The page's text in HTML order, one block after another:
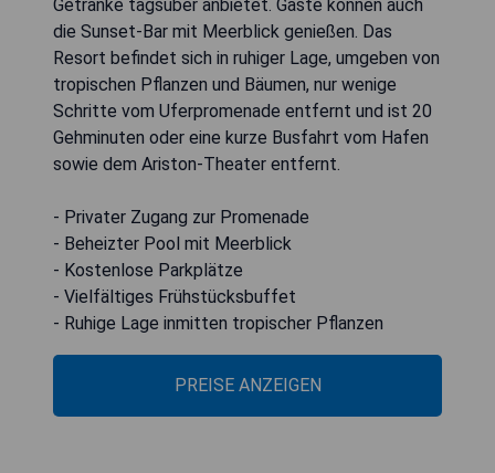
Getränke tagsüber anbietet. Gäste können auch
die Sunset-Bar mit Meerblick genießen. Das
Resort befindet sich in ruhiger Lage, umgeben von
tropischen Pflanzen und Bäumen, nur wenige
Schritte vom Uferpromenade entfernt und ist 20
Gehminuten oder eine kurze Busfahrt vom Hafen
sowie dem Ariston-Theater entfernt.
- Privater Zugang zur Promenade
- Beheizter Pool mit Meerblick
- Kostenlose Parkplätze
- Vielfältiges Frühstücksbuffet
- Ruhige Lage inmitten tropischer Pflanzen
PREISE ANZEIGEN